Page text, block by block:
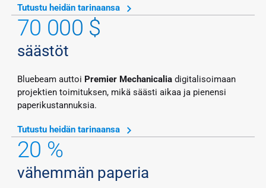
Tutustu heidän tarinaansa
70 000 $
säästöt
Bluebeam auttoi Premier Mechanicaliadigitalisoimaan
projektien toimituksen, mikä säästi aikaa ja pienensi
paperikustannuksia.
Tutustu heidän tarinaansa
20 %
vähemmän paperia